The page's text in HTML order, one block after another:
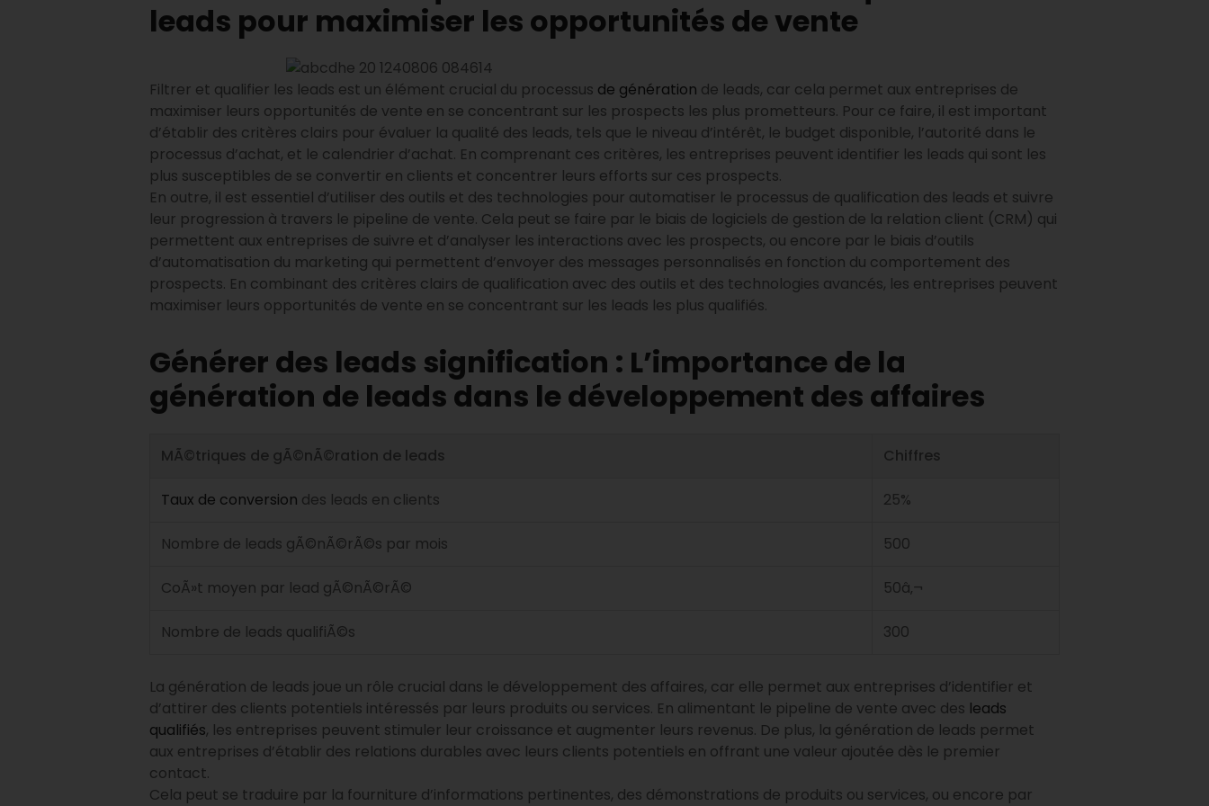
leads pour maximiser les opportunités de vente
Filtrer et qualifier les leads est un élément crucial du processus de génération de leads, car cela permet aux entreprises de
maximiser leurs opportunités de vente en se concentrant sur les prospects les plus prometteurs. Pour ce faire, il est important
d’établir des critères clairs pour évaluer la qualité des leads, tels que le niveau d’intérêt, le budget disponible, l’autorité dans le
processus d’achat, et le calendrier d’achat. En comprenant ces critères, les entreprises peuvent identifier les leads qui sont les
plus susceptibles de se convertir en clients et concentrer leurs efforts sur ces prospects.
En outre, il est essentiel d’utiliser des outils et des technologies pour automatiser le processus de qualification des leads et suivre
leur progression à travers le pipeline de vente. Cela peut se faire par le biais de logiciels de gestion de la relation client (CRM) qui
permettent aux entreprises de suivre et d’analyser les interactions avec les prospects, ou encore par le biais d’outils
d’automatisation du marketing qui permettent d’envoyer des messages personnalisés en fonction du comportement des
prospects. En combinant des critères clairs de qualification avec des outils et des technologies avancés, les entreprises peuvent
maximiser leurs opportunités de vente en se concentrant sur les leads les plus qualifiés.
Générer des leads signification : L’importance de la
génération de leads dans le développement des affaires
MÃ©triques de gÃ©nÃ©ration de leads Chiffres
Taux de conversion des leads en clients 25%
Nombre de leads gÃ©nÃ©rÃ©s par mois 500
CoÃ»t moyen par lead gÃ©nÃ©rÃ© 50â‚¬
Nombre de leads qualifiÃ©s 300
La génération de leads joue un rôle crucial dans le développement des affaires, car elle permet aux entreprises d’identifier et
d’attirer des clients potentiels intéressés par leurs produits ou services. En alimentant le pipeline de vente avec des leads
qualifiés, les entreprises peuvent stimuler leur croissance et augmenter leurs revenus. De plus, la génération de leads permet
aux entreprises d’établir des relations durables avec leurs clients potentiels en offrant une valeur ajoutée dès le premier
contact.
Cela peut se traduire par la fourniture d’informations pertinentes, des démonstrations de produits ou services, ou encore par